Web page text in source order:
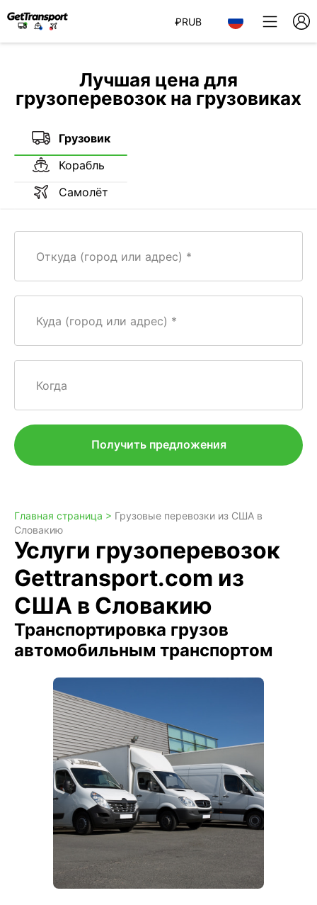
₽RUB
Лучшая цена для
грузоперевозок на грузовиках
Грузовик
Корабль
Самолёт
Откуда (город или адрес)
Куда (город или адрес)
Когда
Получить предложения
Главная страница > Грузовые перевозки из США в
Словакию
Услуги грузоперевозок
Gettransport.com из
США в Словакию
Транспортировка грузов
автомобильным транспортом